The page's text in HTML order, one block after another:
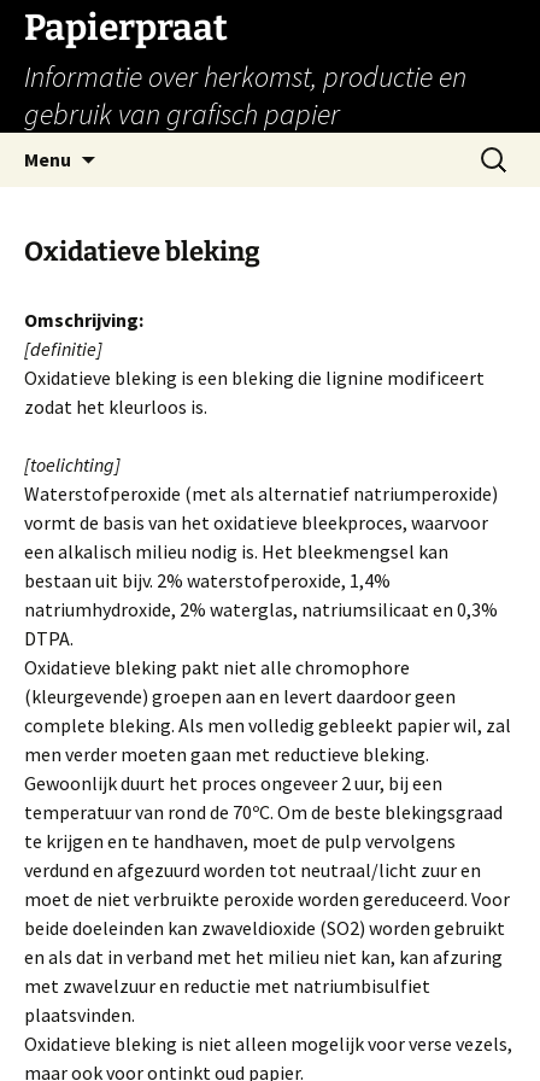
Papierpraat
Informatie over herkomst, productie en
gebruik van grafisch papier
Menu
inhoud
Zoeken
naar:
Oxidatieve bleking
Omschrijving:
[definitie]
Oxidatieve bleking is een bleking die lignine modificeert
zodat het kleurloos is.
[toelichting]
Waterstofperoxide (met als alternatief natriumperoxide)
vormt de basis van het oxidatieve bleekproces, waarvoor
een alkalisch milieu nodig is. Het bleekmengsel kan
bestaan uit bijv. 2% waterstofperoxide, 1,4%
natriumhydroxide, 2% waterglas, natriumsilicaat en 0,3%
DTPA.
Oxidatieve bleking pakt niet alle chromophore
(kleurgevende) groepen aan en levert daardoor geen
complete bleking. Als men volledig gebleekt papier wil, zal
men verder moeten gaan met reductieve bleking.
Gewoonlijk duurt het proces ongeveer 2 uur, bij een
temperatuur van rond de 70ºC. Om de beste blekingsgraad
te krijgen en te handhaven, moet de pulp vervolgens
verdund en afgezuurd worden tot neutraal/licht zuur en
moet de niet verbruikte peroxide worden gereduceerd. Voor
beide doeleinden kan zwaveldioxide (SO2) worden gebruikt
en als dat in verband met het milieu niet kan, kan afzuring
met zwavelzuur en reductie met natriumbisulfiet
plaatsvinden.
Oxidatieve bleking is niet alleen mogelijk voor verse vezels,
maar ook voor ontinkt oud papier.